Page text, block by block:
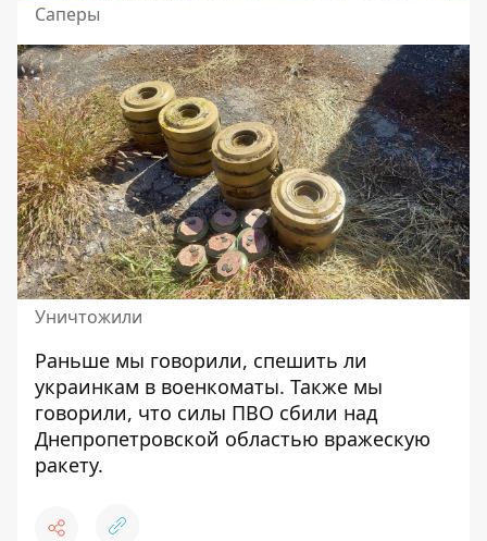
Саперы
Уничтожили
Раньше мы говорили, спешить ли
украинкам в военкоматы. Также мы
говорили, что силы ПВО сбили над
Днепропетровской областью вражескую
ракету.